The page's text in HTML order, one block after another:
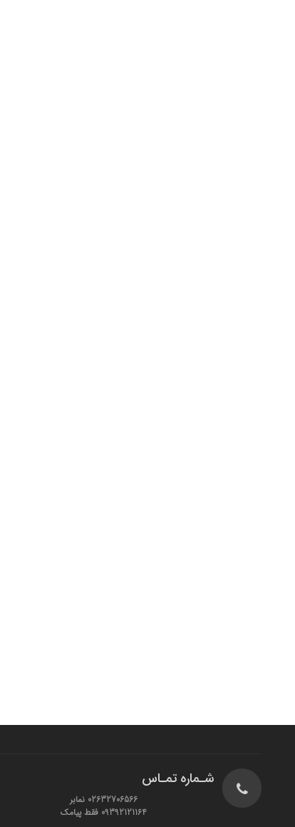
شـماره تمـاس
02632706566 نمابر
09392121164 فقط پیامک